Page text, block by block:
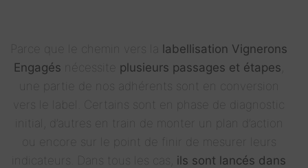
Parce que le chemin vers la labellisation Vignerons
Engagés nécessite plusieurs passages et étapes
une partie de nos adhérents sont en conversion
vers le label. Certains sont en phase de diagnostic
initial, d’autres en train de monter un plan d’action
ou encore sur le point de finir de mesurer leurs
indicateurs. Dans tous les cas, ils sont lancés dans